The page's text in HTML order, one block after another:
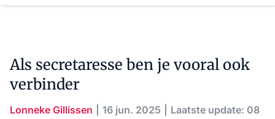
Als secretaresse ben je vooral ook
verbinder
Lonneke Gillissen 16 jun. 2025
Laatste update: 08